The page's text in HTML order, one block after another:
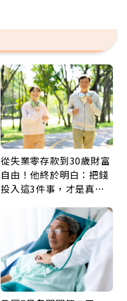
從失業零存款到30歲財富
自由！他終於明白：把錢
投入這3件事，才是真正